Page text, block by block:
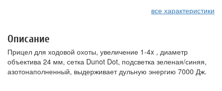
все характеристики
Описание
Прицел для ходовой охоты, увеличение 1-4x , диаметр
объектива 24 мм, сетка Dunot Dot, подсветка зеленая/синяя,
азотонаполненный, выдерживает дульную энергию 7000 Дж.